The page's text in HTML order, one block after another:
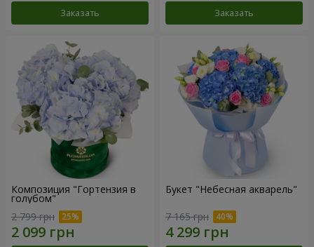
Заказать Заказать
Композиция "Гортензия в
голубом"
2 799 грн
Букет "Небесная акварель"
7 165 грн